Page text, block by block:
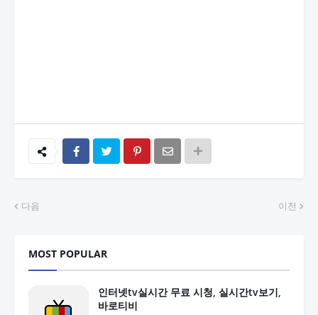
다음 이전
MOST POPULAR
인터넷tv실시간 무료 시청, 실시간tv보기,
바로티비